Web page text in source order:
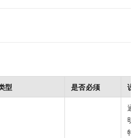
型 是否必须 说
通
明
特